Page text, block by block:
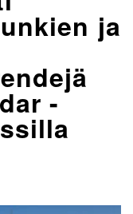
ja
-